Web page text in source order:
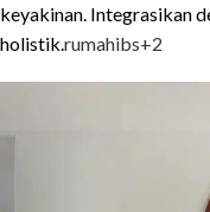
keyakinan. Integrasikan
holistik. rumahibs+2